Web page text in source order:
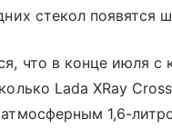
стекол появятся
что в конце июля с
Lada XRay
1,6-